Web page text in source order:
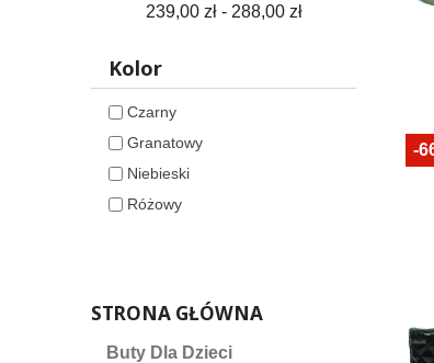
239,00 zł - 288,00 zł
Kolor
Czarny
Granatowy
Niebieski
Różowy
STRONA GŁÓWNA
Buty Dla Dzieci
-